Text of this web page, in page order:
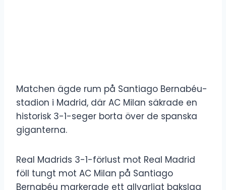
Matchen ägde rum på Santiago Bernabéu-
stadion i Madrid, där AC Milan säkrade en
historisk 3-1-seger borta över de spanska
giganterna.
Real Madrids 3-1-förlust mot Real Madrid
föll tungt mot AC Milan på Santiago
Bernabéu markerade ett allvarligt bakslag